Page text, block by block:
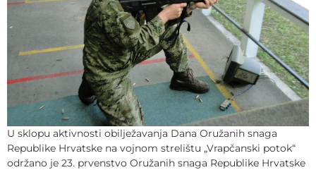
U sklopu aktivnosti obilježavanja Dana Oružanih snaga
Republike Hrvatske na vojnom strelištu „Vrapčanski potok“
održano je 23. prvenstvo Oružanih snaga Republike Hrvatske